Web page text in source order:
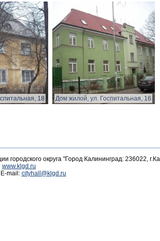
18 Дом жилой, ул. Госпитальная, 16
городского округа "Город Калининград: 236022,
www.klgd.ru
mail: cityhall@klgd.ru